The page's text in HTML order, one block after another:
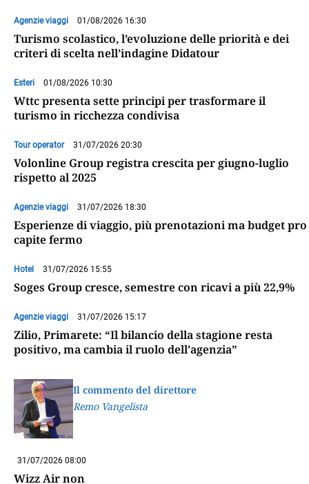
Agenzie viaggi 01/08/2026 16:30
Turismo scolastico, l’evoluzione delle priorità e dei
criteri di scelta nell’indagine Didatour
Esteri 01/08/2026 10:30
Wttc presenta sette principi per trasformare il
turismo in ricchezza condivisa
Tour operator 31/07/2026 20:30
Volonline Group registra crescita per giugno-luglio
rispetto al 2025
Agenzie viaggi 31/07/2026 18:30
Esperienze di viaggio, più prenotazioni ma budget pro
capite fermo
Hotel 31/07/2026 15:55
Soges Group cresce, semestre con ricavi a più 22,9%
Agenzie viaggi 31/07/2026 15:17
Zilio, Primarete: “Il bilancio della stagione resta
positivo, ma cambia il ruolo dell’agenzia”
Il commento del direttore
Remo Vangelista
31/07/2026 08:00
Wizz Air non